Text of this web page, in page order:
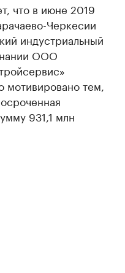
что в июне 2019
Черкесии
индустриальный
ООО
мотивировано тем,
931,1 млн